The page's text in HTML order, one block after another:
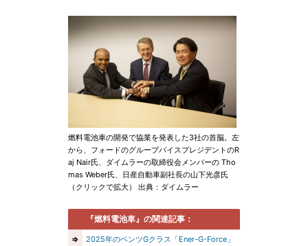
燃料電池車の開発で協業を発表した3社の首脳。左
から、フォードのグループバイスプレジデントのR
aj Nair氏、ダイムラーの取締役会メンバーの Tho
mas Weber氏、日産自動車副社長の山下光彦氏
（クリックで拡大） 出典：ダイムラー
『燃料電池車』の関連記事：
⇒
2025年のベンツGクラス「Ener-G-Force」